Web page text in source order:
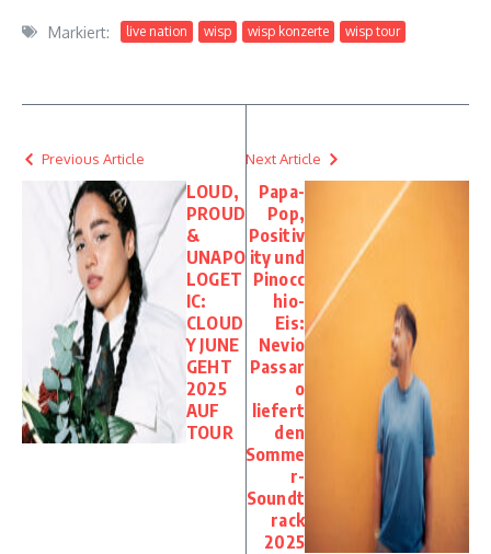
Markiert: live nation wisp wisp konzerte wisp tour
Previous Article
LOUD,
PROUD
&
UNAPO
LOGET
IC:
CLOUD
Y JUNE
GEHT
2025
AUF
TOUR
Next Article
Papa-
Pop,
Positiv
ity und
Pinocc
hio-
Eis:
Nevio
Passar
o
liefert
den
Somme
r-
Soundt
rack
2025